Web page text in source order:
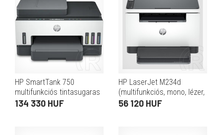
HP SmartTank 750
multifunkciós tintasugaras
külsőtartályos nyomtató
134 330 HUF
HP LaserJet M234d
(multifunkciós, mono, lézer,
duplex, 29 lap/perc,
56 120 HUF